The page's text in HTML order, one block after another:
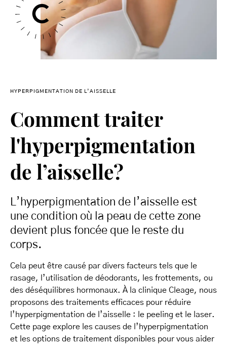
HYPERPIGMENTATION DE L’AISSELLE
Comment traiter
l'hyperpigmentation
de l’aisselle?
L’hyperpigmentation de l’aisselle est
une condition où la peau de cette zone
devient plus foncée que le reste du
corps.
Cela peut être causé par divers facteurs tels que le
rasage, l’utilisation de déodorants, les frottements, ou
des déséquilibres hormonaux. À la clinique Cleage, nous
proposons des traitements efficaces pour réduire
l’hyperpigmentation de l’aisselle : le peeling et le laser.
Cette page explore les causes de l’hyperpigmentation
et les options de traitement disponibles pour vous aider